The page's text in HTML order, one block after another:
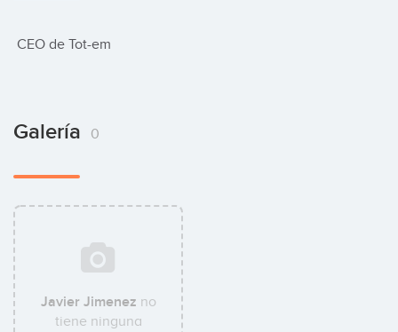
CEO de Tot-em
Galería 0
Javier Jimenez no
tiene ninguna